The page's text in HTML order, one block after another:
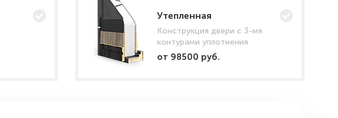
Утепленная
Конструкция двери с 3-мя
контурами уплотнения
от 98500 руб.